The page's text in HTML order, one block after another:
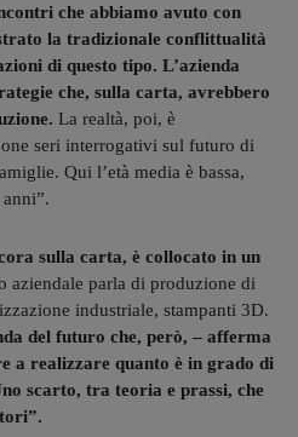
che abbiamo avuto con
la tradizionale conflittualità
di questo tipo. L’azienda
che, sulla carta, avrebbero
La realtà, poi, è
seri interrogativi sul futuro di
Qui l’età media è bassa,
sulla carta, è collocato in un
aziendale parla di produzione di
industriale, stampanti 3D.
del futuro che, però, – afferma
a realizzare quanto è in grado di
scarto, tra teoria e prassi, che